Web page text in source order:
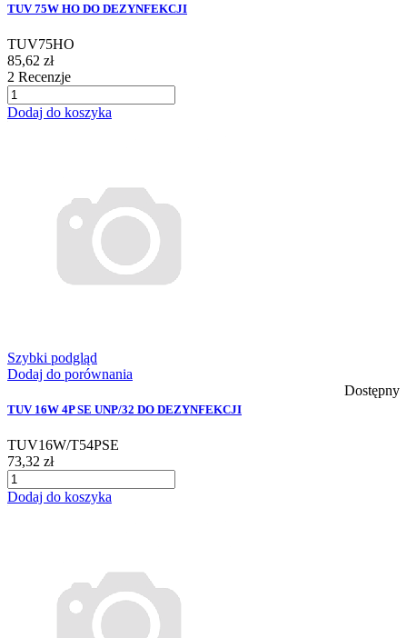
TUV 75W HO DO DEZYNFEKCJI
TUV75HO
85,62 zł
2 Recenzje
Dodaj do koszyka
Szybki podgląd
Dodaj do porównania
Dostępny
TUV 16W 4P SE UNP/32 DO DEZYNFEKCJI
TUV16W/T54PSE
73,32 zł
Dodaj do koszyka